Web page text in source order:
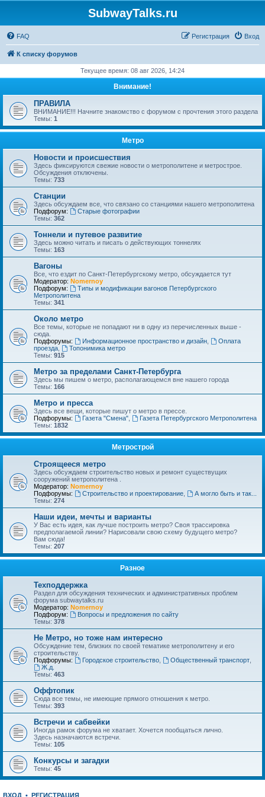
SubwayTalks.ru
FAQ Вход
Регистрация
К списку форумов
Текущее время: 08 авг 2026, 14:24
Внимание!
ПРАВИЛА
ВНИМАНИЕ!!! Начните знакомство с форумом с прочтения этого раздела
Темы: 1
Метро
Новости и происшествия
Здесь фиксируются свежие новости о метрополитене и метрострое.
Обсуждения отключены.
Темы: 733
Станции
Здесь обсуждаем все, что связано со станциями нашего метрополитена
Подфорум:
Старые фотографии
Темы: 362
Тоннели и путевое развитие
Здесь можно читать и писать о действующих тоннелях
Темы: 163
Вагоны
Все, что ездит по Санкт-Петербургскому метро, обсуждается тут
Модератор: Nomernoy
Подфорум:
Типы и модификации вагонов Петербургского
Метрополитена
Темы: 341
Около метро
Все темы, которые не попадают ни в одну из перечисленных выше -
сюда.
Подфорумы:
Информационное пространство и дизайн,
Оплата
проезда
Топонимика метро
Темы: 915
Метро за пределами Санкт-Петербурга
Здесь мы пишем о метро, располагающемся вне нашего города
Темы: 166
Метро и пресса
Здесь все вещи, которые пишут о метро в прессе.
Подфорумы:
Газета "Смена",
Газета Петербургского Метрополитена
Темы: 1832
Метрострой
Строящееся метро
Здесь обсуждаем строительство новых и ремонт существущих
сооружений метрополитена .
Модератор: Nomernoy
Подфорумы:
Строительство и проектирование,
А могло быть и так...
Темы: 274
Наши идеи, мечты и варианты
У Вас есть идея, как лучше построить метро? Своя трассировка
предполагаемой линии? Нарисовали свою схему будущего метро?
Вам сюда!
Темы: 207
Разное
Техподдержка
Раздел для обсуждения технических и административных проблем
форума subwaytalks.ru
Модератор: Nomernoy
Подфорум:
Вопросы и предложения по сайту
Темы: 378
Не Метро, но тоже нам интересно
Обсуждение тем, близких по своей тематике метрополитену и его
строительству.
Подфорумы:
Городское строительство, Общественный транспорт,
Ж.д.
Темы: 463
Оффтопик
Сюда все темы, не имеющие прямого отношения к метро.
Темы: 393
Встречи и сабвейки
Иногда рамок форума не хватает. Хочется пообщаться лично.
Здесь назначаются встречи.
Темы: 105
Конкурсы и загадки
Темы: 45
ВХОД • РЕГИСТРАЦИЯ